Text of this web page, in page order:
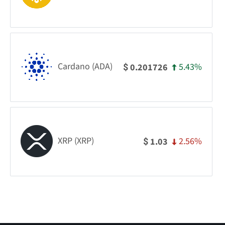
Cardano (ADA) $0.201726 5.43%
XRP (XRP) $ 1.03 2.56%